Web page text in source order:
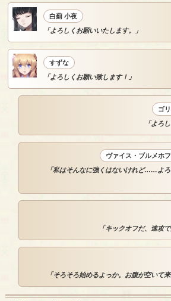
白薊 小夜
「よろしくお願いいたします。」
すずな
「よろしくお願い致します！」
ゴ
「よろ
ヴァイス・ブルメホ
「私はそんなに強くはないけれど……よ
「キックオフだ、速攻
「そろそろ始めるよっか。お腹が空いて